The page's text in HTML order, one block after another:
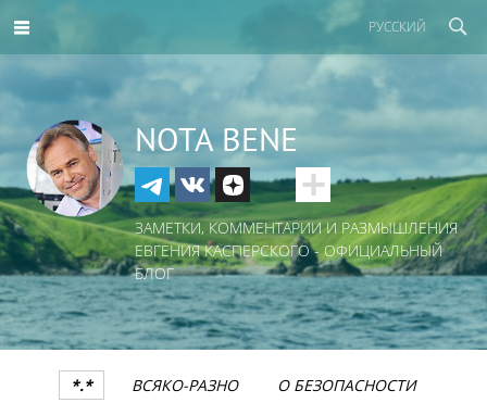
РУССКИЙ
NOTA BENE
ЗАМЕТКИ, КОММЕНТАРИИ И РАЗМЫШЛЕНИЯ
ЕВГЕНИЯ КАСПЕРСКОГО - ОФИЦИАЛЬНЫЙ
БЛОГ
*.* ВСЯКО-РАЗНО
О БЕЗОПАСНОСТИ